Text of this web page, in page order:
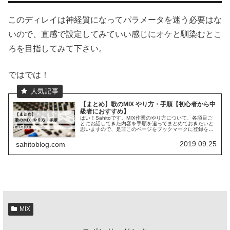
このディレイは神経質になってパラメータを迷う必要はな
いので、直感で設定してみていい感じにオケと馴染むとこ
ろを目指してみて下さい。
ではでは！
【まとめ】歌のMIX やり方・手順【初心者から中
級者におすすめ】
はい！Sahitoです。MIX作業のやり方について、各項目ご
とにお話してきた内容を手順を追ってまとめておきたいと
思いますので、是非このページをブックマークに登録をし
sahitoblog.com 2019.09.25
MIX